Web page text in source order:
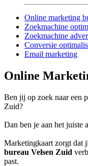
Online marketing
Zoekmachine
Zoekmachine
Conversie
Email marketing
Online
Ben jij op zoek naar een
Zuid?
Dan ben je aan het juiste
Marketingkaart zorgt dat
bureau Velsen Zuid
past.